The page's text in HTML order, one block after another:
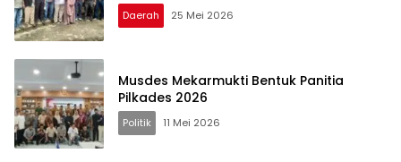
Daerah 25 Mei 2026
Musdes Mekarmukti Bentuk Panitia
Pilkades 2026
Politik 11 Mei 2026